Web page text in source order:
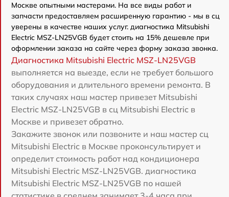
Москве опытными мастерами. На все виды работ и
запчасти предоставляем расширенную гарантию - мы в сц
уверены в качестве наших услуг. диагностика Mitsubishi
Electric MSZ-LN25VGB будет стоить на 15% дешевле при
оформлении заказа на сайте через форму заказа звонка.
Диагностика Mitsubishi Electric MSZ-LN25VGB
выполняется на выезде, если не требует большого
оборудования и длительного времени ремонта. В
таких случаях наш мастер привезет Mitsubishi
Electric MSZ-LN25VGB в сц Mitsubishi Electric в
Москве и привезет обратно.
Закажите звонок или позвоните и наш мастер сц
Mitsubishi Electric в Москве проконсультирует и
определит стоимость работ над кондиционера
Mitsubishi Electric MSZ-LN25VGB. диагностика
Mitsubishi Electric MSZ-LN25VGB по нашей